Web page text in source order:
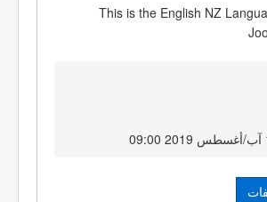
This is the English NZ